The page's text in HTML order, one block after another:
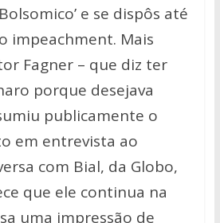
e se dispôs até
impeachment. Mais
Fagner – que diz ter
porque desejava
publicamente o
em entrevista ao
com Bial, da Globo,
que ele continua na
uma impressão de